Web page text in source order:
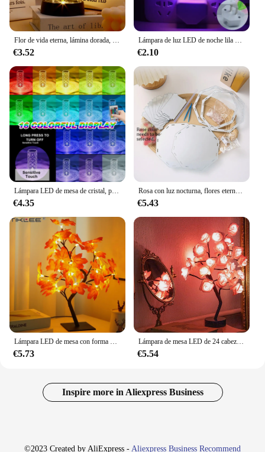
Flor de vida eterna, lámina dorada, rosa, regalo de San Valentín, regalo creativo, luz LED nocturna
€3.52
Lámpara de luz LED de noche lila con enchufe de EE. UU./UE, lámpara colorida de seta rosa, iluminación nocturna romántica lila para decoración artística del hogar
€2.10
Lámpara LED de mesa de cristal, proyector de luz rosa, 3/16 colores, luz nocturna táctil, luz de ambiente de diamante romántico, USB, decoración de Bar y hogar
€4.35
Rosa con luz nocturna, flores eternas hechas a mano, materiales de bricolaje, decoración del hogar, luces de Ambiente, Día de San Valentín, regalo de cumpleaños, Navidad 2024
€5.43
Lámpara LED de mesa con forma de hoja de arce, luz de noche con forma de árbol de flores, funciona con USB, ideal para regalo, boda, fiesta, decoración de Halloween, 24 LED
€5.73
Lámpara de mesa LED de 24 cabezales, árbol de flores rosas, luces nocturnas de hadas con batería Usb, luces de mesa para Navidad, decoración de dormitorio de boda
€5.54
Inspire more in Aliexpress Business
©2023 Created by AliExpress - Aliexpress Business Recommend